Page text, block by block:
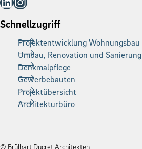
Schnellzugriff
Projektentwicklung Wohnungsbau
Umbau, Renovation und Sanierung
Denkmalpflege
Gewerbebauten
Projektübersicht
Architekturbüro
© Brülhart Ducret Architekten